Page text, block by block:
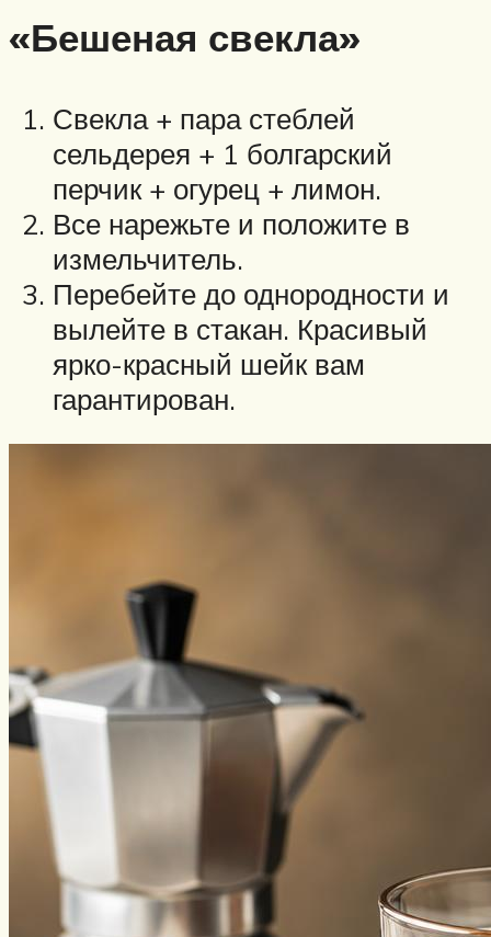
«Бешеная свекла»
Свекла + пара стеблей
сельдерея + 1 болгарский
перчик + огурец + лимон.
Все нарежьте и положите в
измельчитель.
Перебейте до однородности и
вылейте в стакан. Красивый
ярко-красный шейк вам
гарантирован.